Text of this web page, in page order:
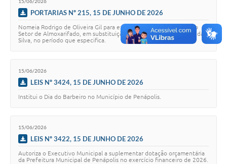
PORTARIAS Nº 215, 15 DE JUNHO DE 2026
Nomeia Rodrigo de Oliveira Gil para exercer a função de Chefe do
Setor de Almoxarifado, em substituição ao servidor José Roberto da
Silva, no período que especifica.
15/06/2026
LEIS Nº 3424, 15 DE JUNHO DE 2026
Institui o Dia do Barbeiro no Município de Penápolis.
15/06/2026
LEIS Nº 3422, 15 DE JUNHO DE 2026
Autoriza o Executivo Municipal a suplementar dotação orçamentária
da Prefeitura Municipal de Penápolis no exercício financeiro de 2026.